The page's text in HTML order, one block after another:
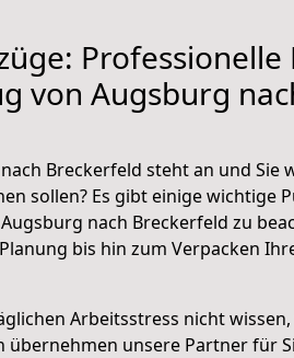
Professionelle
von Augsburg
Breckerfeld steht an und Sie
sollen? Es gibt einige wichtige
nach Breckerfeld zu
bis hin zum Verpacken
Arbeitsstress nicht wissen,
übernehmen unsere Partner für